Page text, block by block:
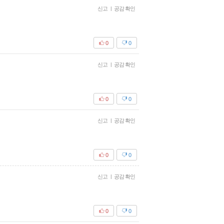
신고 | 공감 확인
0
0
신고 | 공감 확인
0
0
신고 | 공감 확인
0
0
신고 | 공감 확인
0
0